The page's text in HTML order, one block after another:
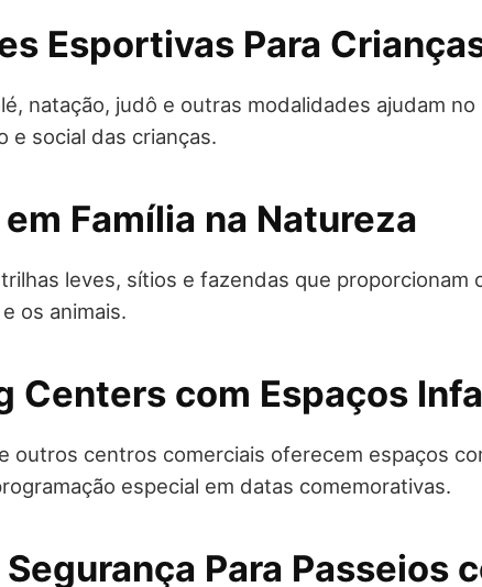
Esportivas Para
natação, judô e outras modalidades ajudam no
e social das crianças.
em Família na Natureza
leves, sítios e fazendas que proporcionam
os animais.
Centers com Espaços
e outros centros comerciais oferecem espaços
especial em datas comemorativas.
Para Passeios